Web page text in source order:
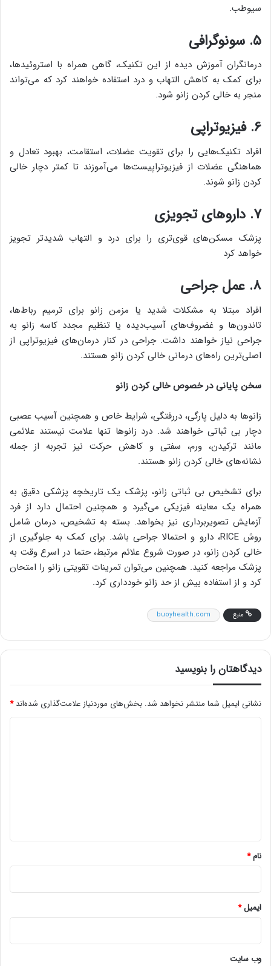
سیوطب.
۵. سونوگرافی
درمانگران آموزش دیده از این تکنیک، گاهی همراه با استروئیدها،
برای کمک به کاهش التهاب و درد استفاده خواهند کرد که می‌تواند
منجر به خالی کردن زانو شود.
۶. فیزیوتراپی
افراد تکنیک‌هایی را برای تقویت عضلات، استقامت، بهبود تعادل و
هماهنگی عضلات از فیزیوتراپیست‌ها می‌آموزند تا کمتر دچار خالی
کردن زانو شوند.
۷. داروهای تجویزی
پزشک مسکن‌های قوی‌تری را برای درد و التهاب شدیدتر تجویز
خواهد کرد
۸. عمل جراحی
افراد مبتلا به مشکلات شدید یا مزمن زانو برای ترمیم رباط‌ها،
تاندون‌ها و غضروف‌های آسیب‌دیده یا تنظیم مجدد کاسه زانو به
جراحی نیاز خواهند داشت. جراحی در کنار درمان‌های فیزیوتراپی از
اصلی‌ترین راه‌های درمانی خالی کردن زانو هستند.
سخن پایانی در خصوص خالی کردن زانو
زانوها به دلیل پارگی، دررفتگی، شرایط خاص و همچنین آسیب عصبی
دچار بی ثباتی خواهند شد. درد زانوها تنها علامت نیستند علائمی‌
مانند ‌ترکیدن، ورم، سفتی و کاهش حرکت نیز تجربه از جمله
نشانه‌های خالی کردن زانو هستند.
برای تشخیص بی ثباتی زانو، پزشک یک تاریخچه پزشکی دقیق به
همراه یک معاینه فیزیکی می‌گیرد و همچنین احتمال دارد از فرد
آزمایش تصویربرداری نیز بخواهد. بسته به تشخیص، درمان شامل
روش RICE، دارو و احتمالا جراحی باشد. برای کمک به جلوگیری از
خالی کردن زانو، در صورت شروع علائم مرتبط، حتما در اسرع وقت به
پزشک مراجعه کنید. همچنین می‌توان تمرینات تقویتی زانو را امتحان
کرد و از استفاده بیش از حد زانو خودداری کرد.
منبع buoyhealth.com
دیدگاهتان را بنویسید
نشانی ایمیل شما منتشر نخواهد شد. بخش‌های موردنیاز علامت‌گذاری شده‌اند*
نام*
ایمیل*
وب‌ سایت